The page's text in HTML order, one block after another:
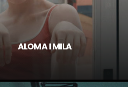
ALOMA I MILA